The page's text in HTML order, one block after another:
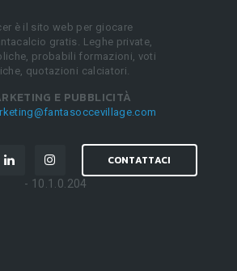
è il sito web per giocare
gratis. Leghe private,
probabili formazioni, voti
quotazioni calciatori.
E PUBBLICITÀ
CONTATTACI
- 10.1.0.204